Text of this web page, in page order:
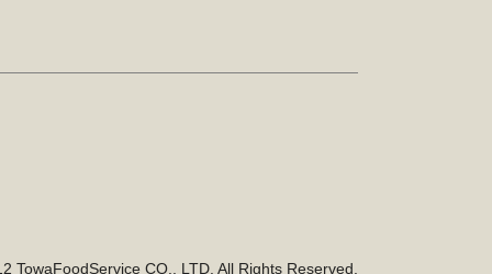
TowaFoodService CO., LTD. All Rights Reserved.